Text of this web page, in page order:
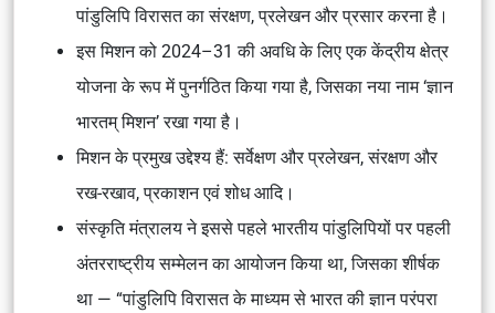
पांडुलिपि विरासत का संरक्षण, प्रलेखन और प्रसार करना है।
इस मिशन को 2024–31 की अवधि के लिए एक केंद्रीय क्षेत्र
योजना के रूप में पुनर्गठित किया गया है, जिसका नया नाम ‘ज्ञान
भारतम् मिशन’ रखा गया है।
मिशन के प्रमुख उद्देश्य हैं: सर्वेक्षण और प्रलेखन, संरक्षण और
रख-रखाव, प्रकाशन एवं शोध आदि।
संस्कृति मंत्रालय ने इससे पहले भारतीय पांडुलिपियों पर पहली
अंतरराष्ट्रीय सम्मेलन का आयोजन किया था, जिसका शीर्षक
था — “पांडुलिपि विरासत के माध्यम से भारत की ज्ञान परंपरा